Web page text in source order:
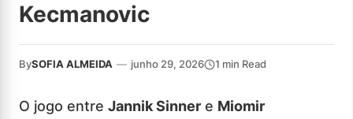
Kecmanovic
BySOFIA ALMEIDA — junho 29, 2026 1 min Read
O jogo entre Jannik Sinner e Miomir